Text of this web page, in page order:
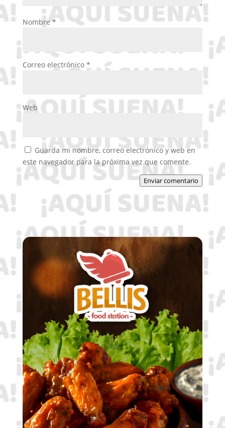
Nombre*
Correo electrónico *
Web
Guarda mi nombre, correo electrónico y web en
este navegador para la próxima vez que comente.
Enviar comentario